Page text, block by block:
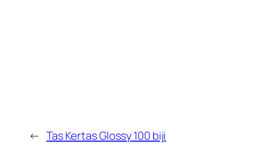
← Tas Kertas Glossy 100 biji